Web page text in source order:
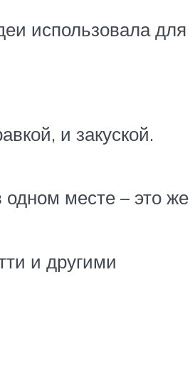
использовала для
и закуской.
месте – это же
и другими